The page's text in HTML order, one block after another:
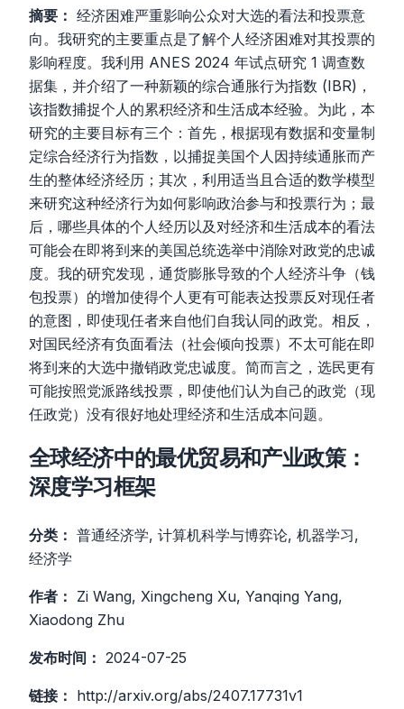
摘要： 经济困难严重影响公众对大选的看法和投票意
向。我研究的主要重点是了解个人经济困难对其投票的
影响程度。我利用 ANES 2024 年试点研究 1 调查数
据集，并介绍了一种新颖的综合通胀行为指数 (IBR)，
该指数捕捉个人的累积经济和生活成本经验。为此，本
研究的主要目标有三个：首先，根据现有数据和变量制
定综合经济行为指数，以捕捉美国个人因持续通胀而产
生的整体经济经历；其次，利用适当且合适的数学模型
来研究这种经济行为如何影响政治参与和投票行为；最
后，哪些具体的个人经历以及对经济和生活成本的看法
可能会在即将到来的美国总统选举中消除对政党的忠诚
度。我的研究发现，通货膨胀导致的个人经济斗争（钱
包投票）的增加使得个人更有可能表达投票反对现任者
的意图，即使现任者来自他们自我认同的政党。相反，
对国民经济有负面看法（社会倾向投票）不太可能在即
将到来的大选中撤销政党忠诚度。简而言之，选民更有
可能按照党派路线投票，即使他们认为自己的政党（现
任政党）没有很好地处理经济和生活成本问题。
全球经济中的最优贸易和产业政策：
深度学习框架
分类： 普通经济学, 计算机科学与博弈论, 机器学习,
经济学
作者： Zi Wang, Xingcheng Xu, Yanqing Yang,
Xiaodong Zhu
发布时间： 2024-07-25
链接： http://arxiv.org/abs/2407.17731v1